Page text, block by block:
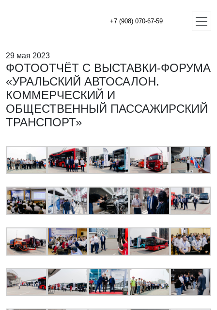
+7 (908) 070-67-59
29 мая 2023
ФОТООТЧЁТ С ВЫСТАВКИ-ФОРУМА
«УРАЛЬСКИЙ АВТОСАЛОН.
КОММЕРЧЕСКИЙ И
ОБЩЕСТВЕННЫЙ ПАССАЖИРСКИЙ
ТРАНСПОРТ»